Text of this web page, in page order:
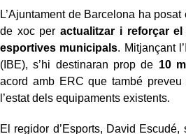
L’Ajuntament de Barcelona ha
de xoc per actualitzar i reforçar el
esportives municipals. Mitjançant
(IBE), s’hi destinaran prop de 10
acord amb ERC que també
l’estat dels equipaments existents.
El regidor d’Esports, David Escudé,